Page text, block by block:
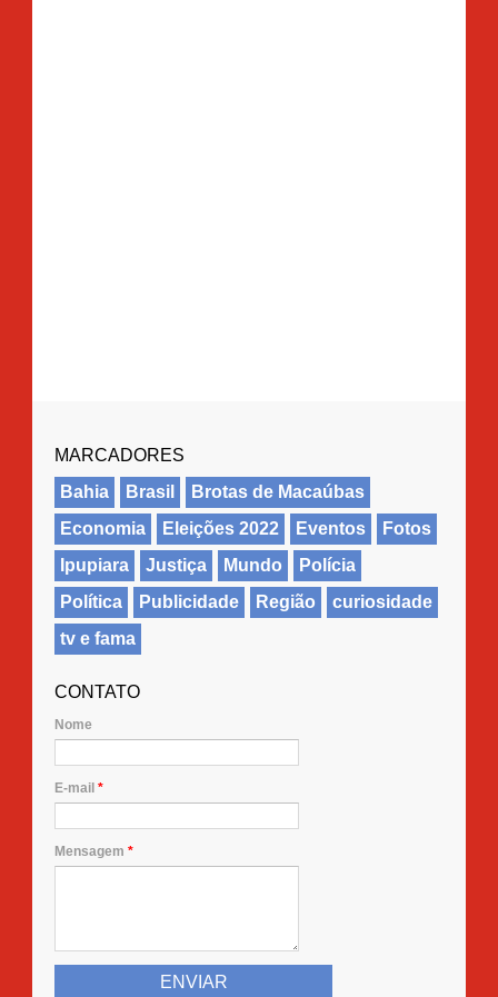
MARCADORES
Bahia
Brasil
Brotas de Macaúbas
Economia
Eleições 2022 Eventos
Fotos
Ipupiara
Justiça Mundo
Polícia
Política
Publicidade Região
curiosidade
tv e fama
CONTATO
Nome
E-mail *
Mensagem *